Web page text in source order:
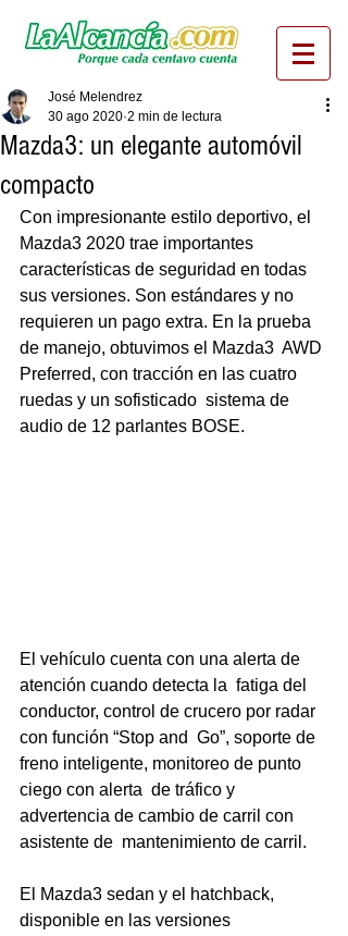
Mazda3: un elegante automóvil
compacto
José Melendrez
30 ago 2020 2 min de lectura
Con impresionante estilo deportivo, el
Mazda3 2020 trae importantes
características de seguridad en todas
sus versiones. Son estándares y no
requieren un pago extra. En la prueba
de manejo, obtuvimos el Mazda3  AWD
Preferred, con tracción en las cuatro
ruedas y un sofisticado  sistema de
audio de 12 parlantes BOSE.
El vehículo cuenta con una alerta de
atención cuando detecta la  fatiga del
conductor, control de crucero por radar
con función “Stop and  Go”, soporte de
freno inteligente, monitoreo de punto
ciego con alerta  de tráfico y
advertencia de cambio de carril con
asistente de  mantenimiento de carril.
El Mazda3 sedan y el hatchback,
disponible en las versiones